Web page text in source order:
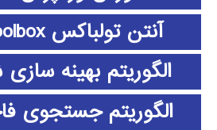
آنتن تولباکس antenna toolbox
الگوریتم بهینه سازی